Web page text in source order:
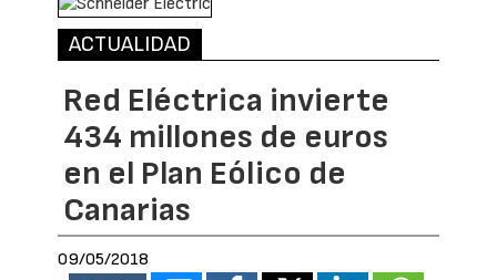
ACTUALIDAD
Red Eléctrica invierte
434 millones de euros
en el Plan Eólico de
Canarias
09/05/2018